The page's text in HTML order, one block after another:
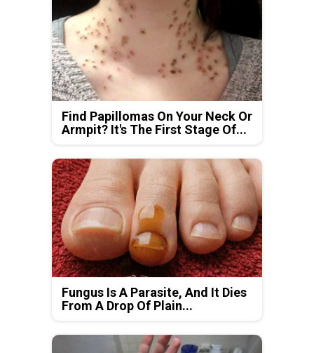
Find Papillomas On Your Neck Or
Armpit? It's The First Stage Of...
Fungus Is A Parasite, And It Dies
From A Drop Of Plain...